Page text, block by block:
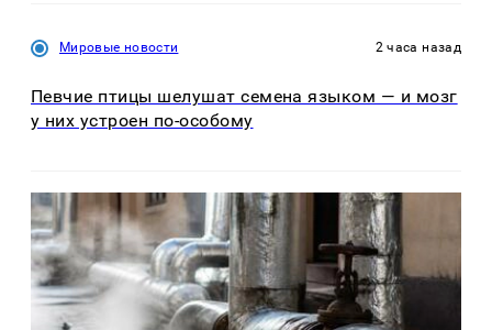
Мировые новости 2 часа назад
Певчие птицы шелушат семена языком — и мозг
у них устроен по-особому